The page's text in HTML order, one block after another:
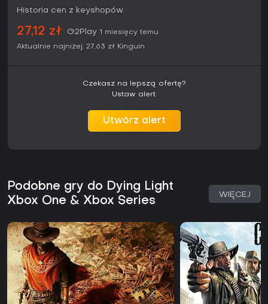
Historia cen z keyshopów
27,12 zł G2Play 1 miesięcy temu
Aktualnie najniżej: 27,63 zł Kinguin
Czekasz na lepszą ofertę?
Ustaw alert.
Utwórz alert
Podobne gry do Dying Light
Xbox One & Xbox Series
WIĘCEJ